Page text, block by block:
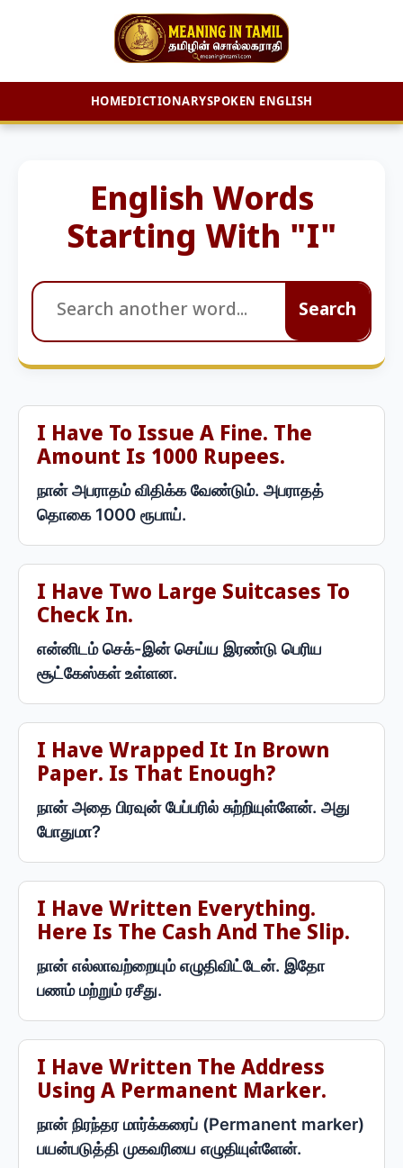
HOMEDICTIONARYSPOKEN ENGLISH
English Words
Starting With "I"
Search
I Have To Issue A Fine. The
Amount Is 1000 Rupees.
நான் அபராதம் விதிக்க வேண்டும். அபராதத்
தொகை 1000 ரூபாய்.
I Have Two Large Suitcases To
Check In.
என்னிடம் செக்-இன் செய்ய இரண்டு பெரிய
சூட்கேஸ்கள் உள்ளன.
I Have Wrapped It In Brown
Paper. Is That Enough?
நான் அதை பிரவுன் பேப்பரில் சுற்றியுள்ளேன். அது
போதுமா?
I Have Written Everything.
Here Is The Cash And The Slip.
நான் எல்லாவற்றையும் எழுதிவிட்டேன். இதோ
பணம் மற்றும் ரசீது.
I Have Written The Address
Using A Permanent Marker.
நான் நிரந்தர மார்க்கரைப் (Permanent marker)
பயன்படுத்தி முகவரியை எழுதியுள்ளேன்.